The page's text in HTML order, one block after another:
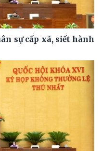
sự cấp xã, siết hành